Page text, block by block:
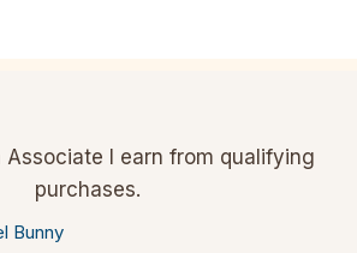
Associate I earn from qualifying
purchases.
Bunny